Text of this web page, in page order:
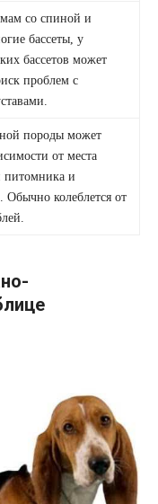
со спиной и
бассеты, у
бассетов может
проблем с
породы может
от места
питомника и
Обычно колеблется от